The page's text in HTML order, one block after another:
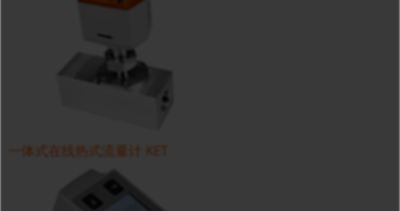
一体式在线热式流量计 KET